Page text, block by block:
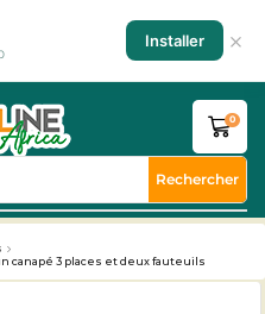
Rechercher
0
canapé 3 places et deux fauteuils
Installer ×